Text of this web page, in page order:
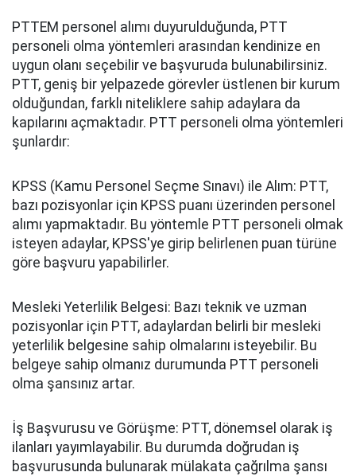
PTTEM personel alımı duyurulduğunda, PTT
personeli olma yöntemleri arasından kendinize en
uygun olanı seçebilir ve başvuruda bulunabilirsiniz.
PTT, geniş bir yelpazede görevler üstlenen bir kurum
olduğundan, farklı niteliklere sahip adaylara da
kapılarını açmaktadır. PTT personeli olma yöntemleri
şunlardır:
KPSS (Kamu Personel Seçme Sınavı) ile Alım: PTT,
bazı pozisyonlar için KPSS puanı üzerinden personel
alımı yapmaktadır. Bu yöntemle PTT personeli olmak
isteyen adaylar, KPSS'ye girip belirlenen puan türüne
göre başvuru yapabilirler.
Mesleki Yeterlilik Belgesi: Bazı teknik ve uzman
pozisyonlar için PTT, adaylardan belirli bir mesleki
yeterlilik belgesine sahip olmalarını isteyebilir. Bu
belgeye sahip olmanız durumunda PTT personeli
olma şansınız artar.
İş Başvurusu ve Görüşme: PTT, dönemsel olarak iş
ilanları yayımlayabilir. Bu durumda doğrudan iş
başvurusunda bulunarak mülakata çağrılma şansı